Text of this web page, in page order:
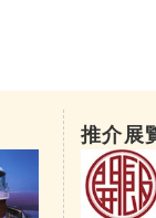
推介展